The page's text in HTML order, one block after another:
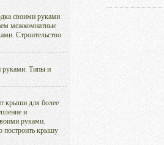
своими руками
межкомнатные
Строительство
руками. Типы и
крыши для более
и
руками.
построить крышу